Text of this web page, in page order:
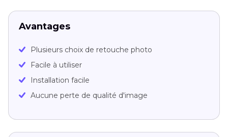
Avantages
Plusieurs choix de retouche photo
Facile à utiliser
Installation facile
Aucune perte de qualité d'image